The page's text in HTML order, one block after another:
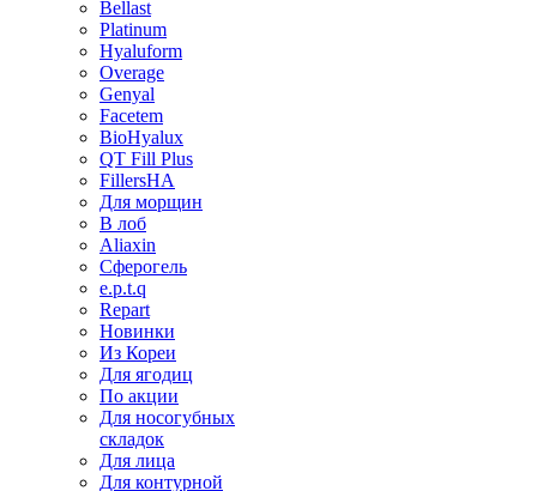
Bellast
Platinum
Hyaluform
Overage
Genyal
Facetem
BioHyalux
QT Fill Plus
FillersHA
Для морщин
В лоб
Aliaxin
Сферогель
e.p.t.q
Repart
Новинки
Из Кореи
Для ягодиц
По акции
Для носогубных
складок
Для лица
Для контурной